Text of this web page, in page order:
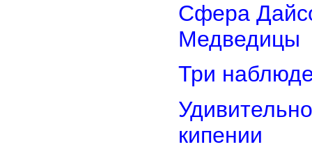
Сфера
Медведицы
Три
кипении